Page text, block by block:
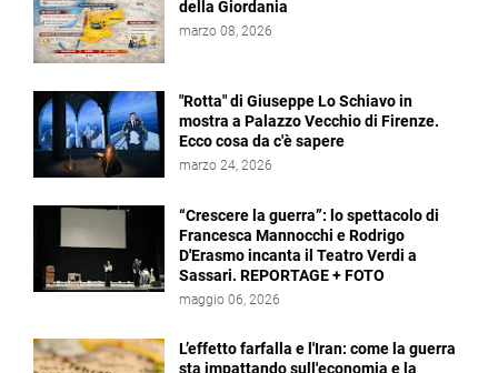
della Giordania
marzo 08, 2026
"Rotta" di Giuseppe Lo Schiavo in
mostra a Palazzo Vecchio di Firenze.
Ecco cosa da c'è sapere
marzo 24, 2026
“Crescere la guerra”: lo spettacolo di
Francesca Mannocchi e Rodrigo
D'Erasmo incanta il Teatro Verdi a
Sassari. REPORTAGE + FOTO
maggio 06, 2026
L’effetto farfalla e l'Iran: come la guerra
sta impattando sull'economia e la